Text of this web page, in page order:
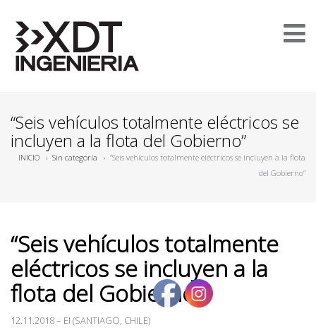
“Seis vehículos totalmente eléctricos se
incluyen a la flota del Gobierno”
INICIO › Sin categoría › “Seis vehículos totalmente eléctricos se incluyen a la flota
del Gobierno”
“Seis vehículos totalmente
eléctricos se incluyen a la
flota del Gobierno”
12.11.2018– EI (SANTIAGO, CHILE)